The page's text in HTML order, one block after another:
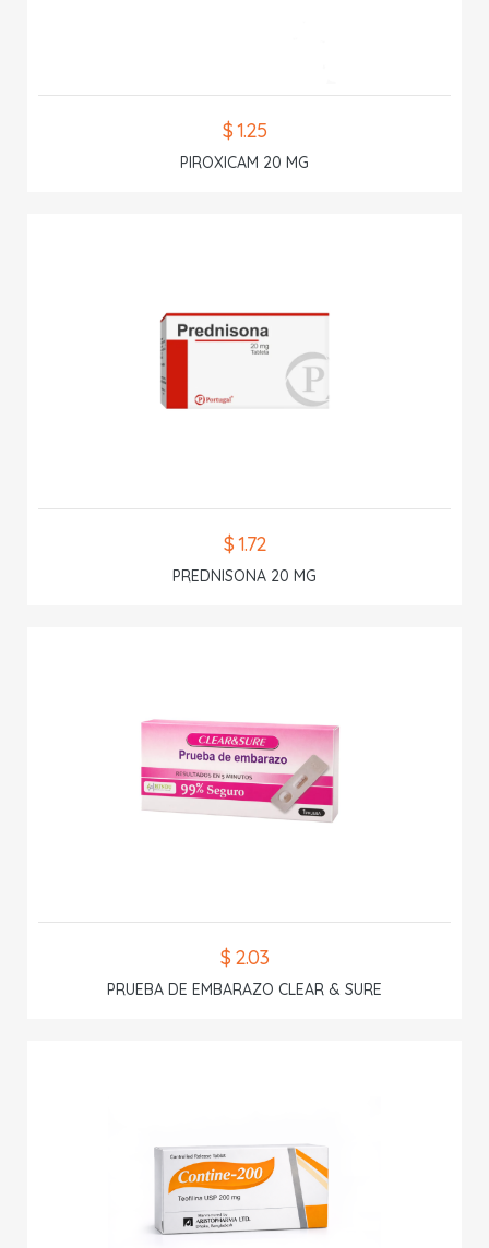
$ 1.25
PIROXICAM 20 MG
$ 1.72
PREDNISONA 20 MG
$ 2.03
PRUEBA DE EMBARAZO CLEAR & SURE